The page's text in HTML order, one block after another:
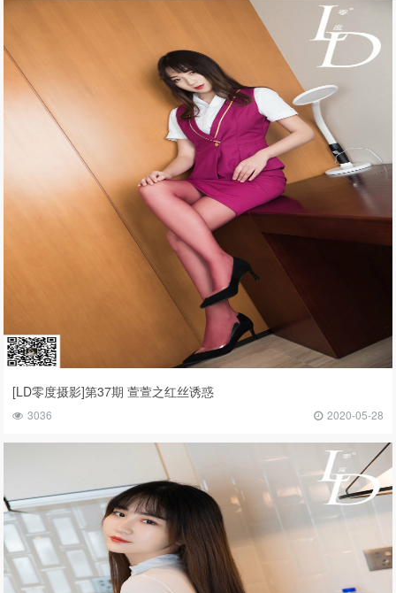
[LD零度摄影]第37期 萱萱之红丝诱惑
3036 2020-05-28